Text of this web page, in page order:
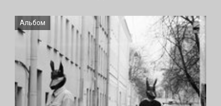
Альбом